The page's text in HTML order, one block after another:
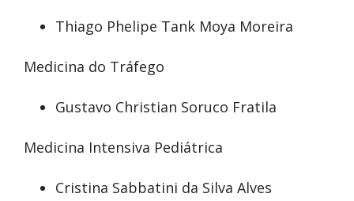
Thiago Phelipe Tank Moya Moreira
Medicina do Tráfego
Gustavo Christian Soruco Fratila
Medicina Intensiva Pediátrica
Cristina Sabbatini da Silva Alves